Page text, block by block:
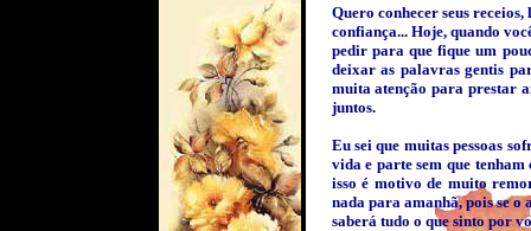
Quero conhecer seus
confiança... Hoje, quando
pedir para que fique um
deixar as palavras gentis
muita atenção para prestar
juntos.
Eu sei que muitas pessoas
vida e parte sem que tenham
isso é motivo de muito
nada para amanhã, pois se o
saberá tudo o que sinto por